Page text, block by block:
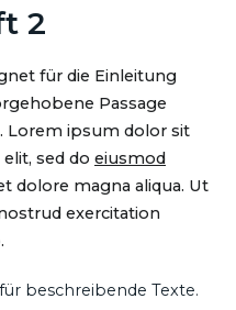
2
für die Einleitung
Passage
Lorem ipsum dolor sit
sed do eiusmod
dolore magna aliqua. Ut
exercitation
beschreibende Texte.